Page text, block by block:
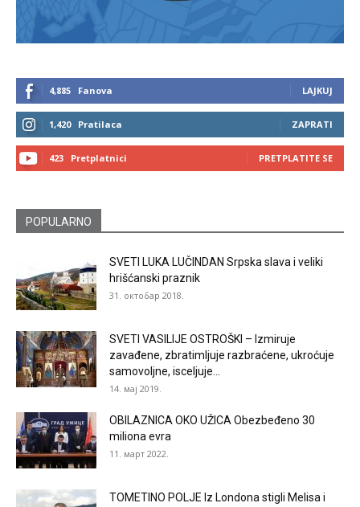
4,885 Fanova LAJKUJ
1,420 Pratilaca ZAPRATI
423 Pretplatnici PRETPLATITE SE
POPULARNO
SVETI LUKA LUČINDAN Srpska slava i veliki
hrišćanski praznik
31. октобар 2018.
SVETI VASILIJE OSTROŠKI – Izmiruje
zavađene, zbratimljuje razbraćene, ukroćuje
samovoljne, isceljuje...
14. мај 2019.
OBILAZNICA OKO UŽICA Obezbeđeno 30
miliona evra
11. март 2022.
TOMETINO POLJE Iz Londona stigli Melisa i